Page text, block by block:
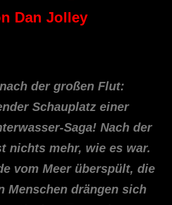
Dan Jolley
der großen Flut:
Schauplatz einer
Saga! Nach der
nichts mehr, wie es war.
vom Meer überspült, die
Menschen drängen sich